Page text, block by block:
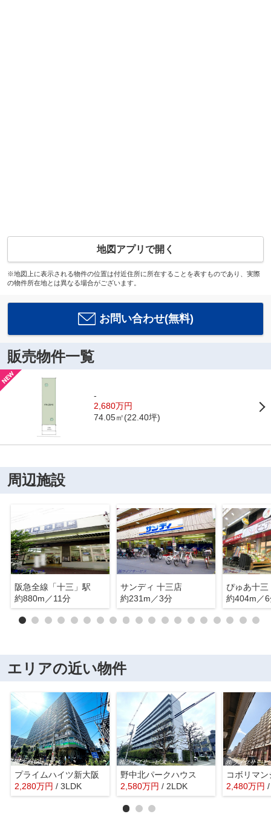
地図アプリで開く
※地図上に表示される物件の位置は付近住所に所在することを表すものであり、実際
の物件所在地とは異なる場合がございます。
お問い合わせ(無料)
販売物件一覧
-
2,680万円
74.05㎡(22.40坪)
周辺施設
阪急全線「十三」駅
約880m／11分
サンディ 十三店
約231m／3分
ぴゅあ十三
約404m／
エリアの近い物件
プライムハイツ新大阪
2,280万円 / 3LDK
野中北パークハウス
2,580万円 / 2LDK 2,480万円